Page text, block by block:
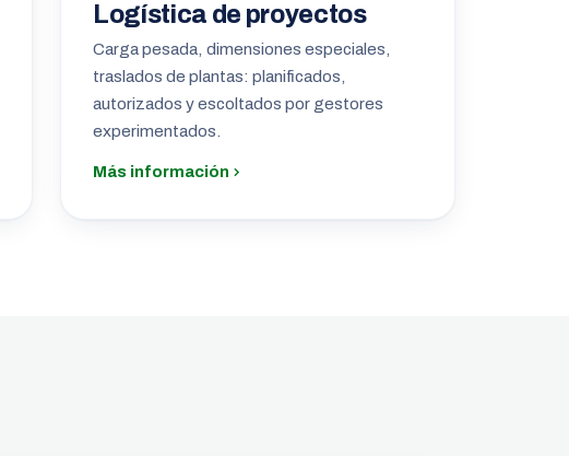
Logística de proyectos
Carga pesada, dimensiones especiales,
traslados de plantas: planificados,
autorizados y escoltados por gestores
experimentados.
Más información